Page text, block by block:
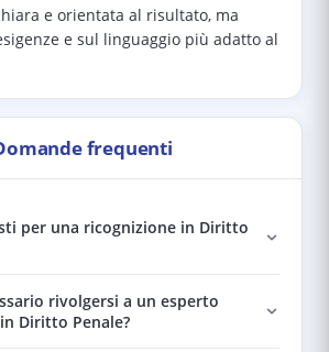
e orientata al risultato, ma
e sul linguaggio più adatto al
frequenti
per una ricognizione in Diritto
rivolgersi a un esperto
Diritto Penale?